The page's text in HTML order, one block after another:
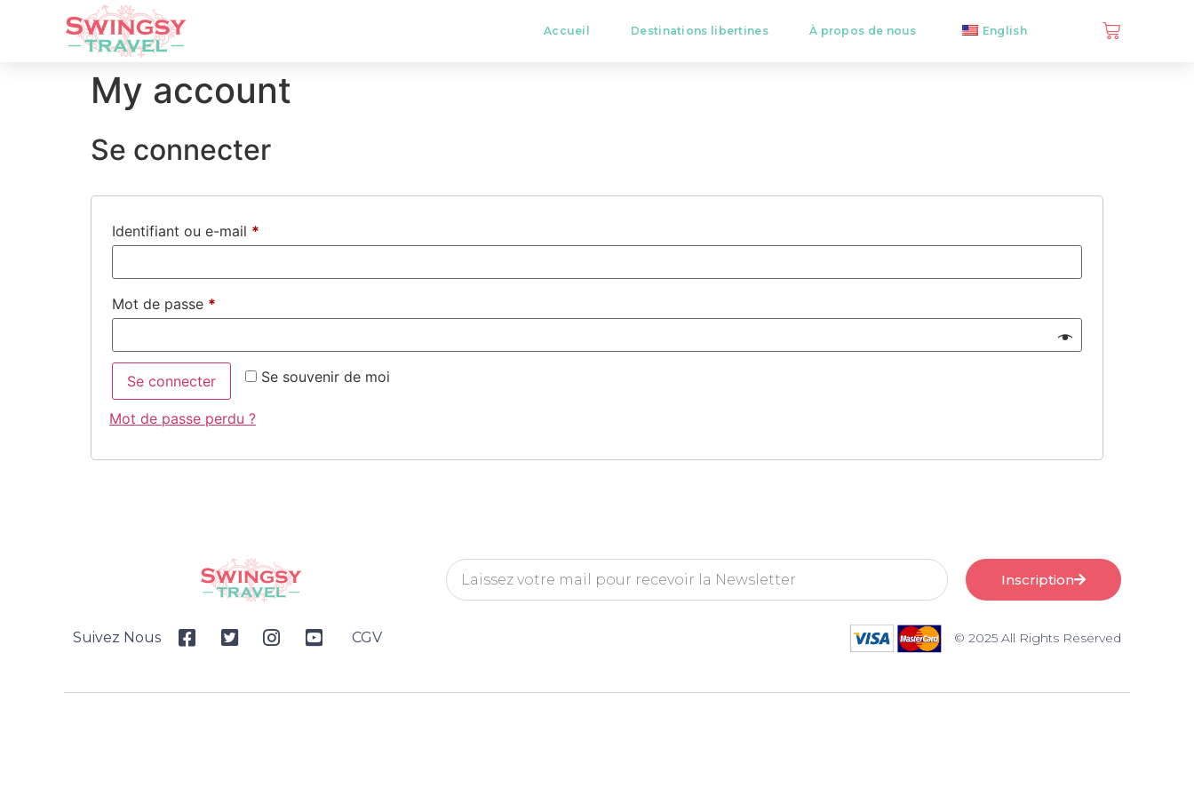
Accueil Destinations libertines À propos de nous English
My account
Se connecter
Identifiant ou e-mail *
Mot de passe *
Se souvenir de moi
Se connecter
Mot de passe perdu ?
Inscription
Suivez Nous CGV © 2025 All Rights Reserved